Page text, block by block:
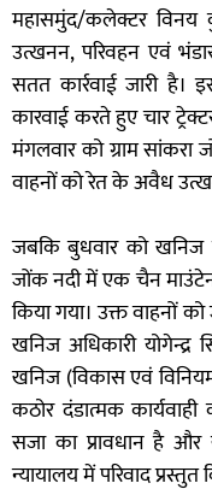
महासमुंद/कलेक्टर विनय
उत्खनन, परिवहन एवं
सतत कार्रवाई जारी
कारवाई करते हुए चार
मंगलवार को ग्राम सांकरा
वाहनों को रेत के अवैध
जबकि बुधवार को खनिज
जोंक नदी में एक चैन
किया गया। उक्त वाहनों
खनिज अधिकारी
खनिज (विकास एवं
कठोर दंडात्मक
सजा का प्रावधान है और
न्यायालय में परिवाद प्रस्तुत